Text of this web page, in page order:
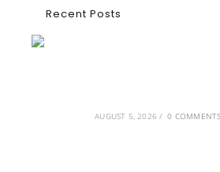
Recent Posts
AUGUST 5, 2026 / 0 COMMENTS